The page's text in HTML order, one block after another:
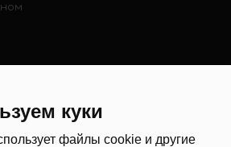
куки
файлы cookie и другие